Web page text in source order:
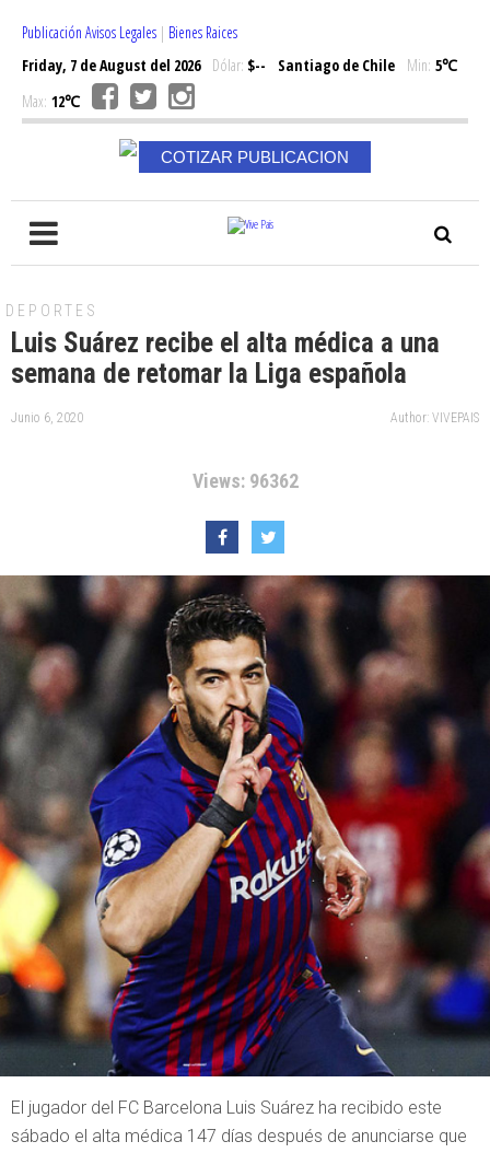
Publicación Avisos Legales | Bienes Raices
Friday, 7 de August del 2026Dólar: $-- Santiago de Chile Min: 5℃
Max: 12℃
COTIZAR PUBLICACION
DEPORTES
Luis Suárez recibe el alta médica a una
semana de retomar la Liga española
Junio 6, 2020 Author: VIVEPAIS
Views: 96362
El jugador del FC Barcelona Luis Suárez ha recibido este
sábado el alta médica 147 días después de anunciarse que